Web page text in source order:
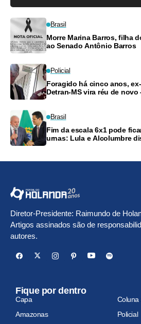
Brasil
Morre Marina Barros, filha
ao Senado Antônio Barros
Policial
Foragido há cinco anos,
Detran-MS vira réu de
Brasil
Fim da escala 6x1 pode
urnas: Lula e Alcolumbre
Diretor-Presidente: Raimundo de
Artigos assinados são de
autores.
Fique por dentro
Capa
Coluna
Amazonas
Policial